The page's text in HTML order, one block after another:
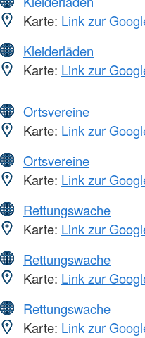
Karte: Link zur
Kleiderläden
Karte: Link zur
Ortsvereine
Karte: Link zur
Ortsvereine
Karte: Link zur
Rettungswache
Karte: Link zur
Rettungswache
Karte: Link zur
Rettungswache
Karte: Link zur